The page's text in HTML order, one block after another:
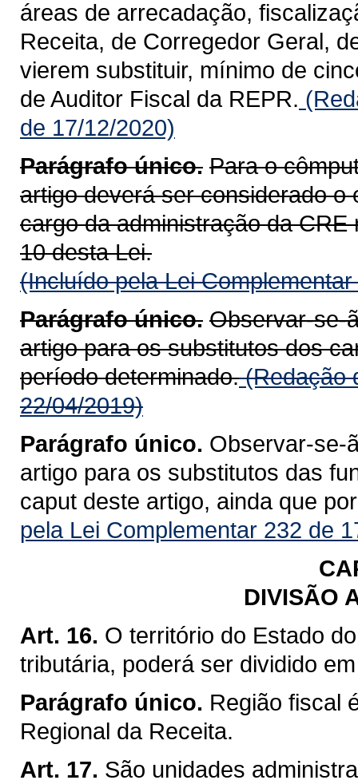
áreas de arrecadação,
Receita, de Corregedor Geral,
vierem substituir, mínimo de
de Auditor Fiscal da REPR.
de 17/12/2020)
Parágrafo único. Para o
artigo deverá ser considerado
cargo da administração da
10 desta Lei.
(Incluído pela Lei
Parágrafo único. Observar-se-
artigo para os substitutos dos
período determinado.(Redação
22/04/2019)
Parágrafo único. Observar-se-
artigo para os substitutos das
caput deste artigo, ainda que
pela Lei Complementar 232 de
DIVISÃO
Art. 16. O território do Estado
tributária, poderá ser dividido
Parágrafo único. Região fiscal
Regional da Receita.
Art. 17. São unidades